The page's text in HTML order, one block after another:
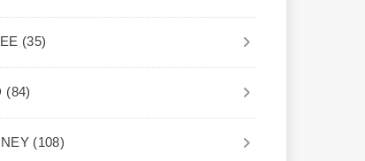
(35)
(84)
(108)